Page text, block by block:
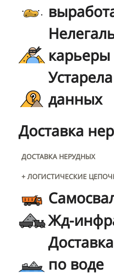
карьеры
данных
Доставка
ДОСТАВКА НЕРУДНЫХ
+ ЛОГИСТИЧЕСКИЕ
Жд-
по воде